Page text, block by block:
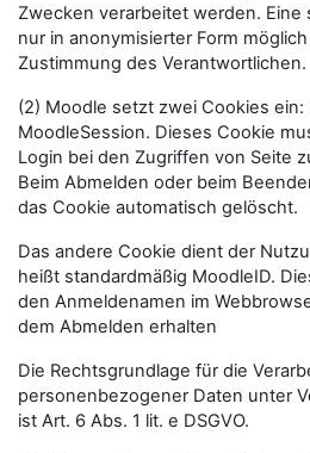
Zwecken verarbeitet werden. Eine
nur in anonymisierter Form
Zustimmung des Verantwortlichen.
(2) Moodle setzt zwei Cookies ein:
MoodleSession. Dieses Cookie
Login bei den Zugriffen von Seite
Beim Abmelden oder beim
das Cookie automatisch gelöscht.
Das andere Cookie dient der
heißt standardmäßig MoodleID.
den Anmeldenamen im
dem Abmelden erhalten
Die Rechtsgrundlage für die
personenbezogener Daten unter
ist Art. 6 Abs. 1 lit. e DSGVO.